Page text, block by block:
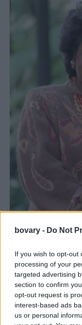
bovary - Do Not
If you wish to opt-out
processing of your
targeted advertising
section to confirm
opt-out request is
interest-based ads
us or personal
Φωτογραφία: ΑP